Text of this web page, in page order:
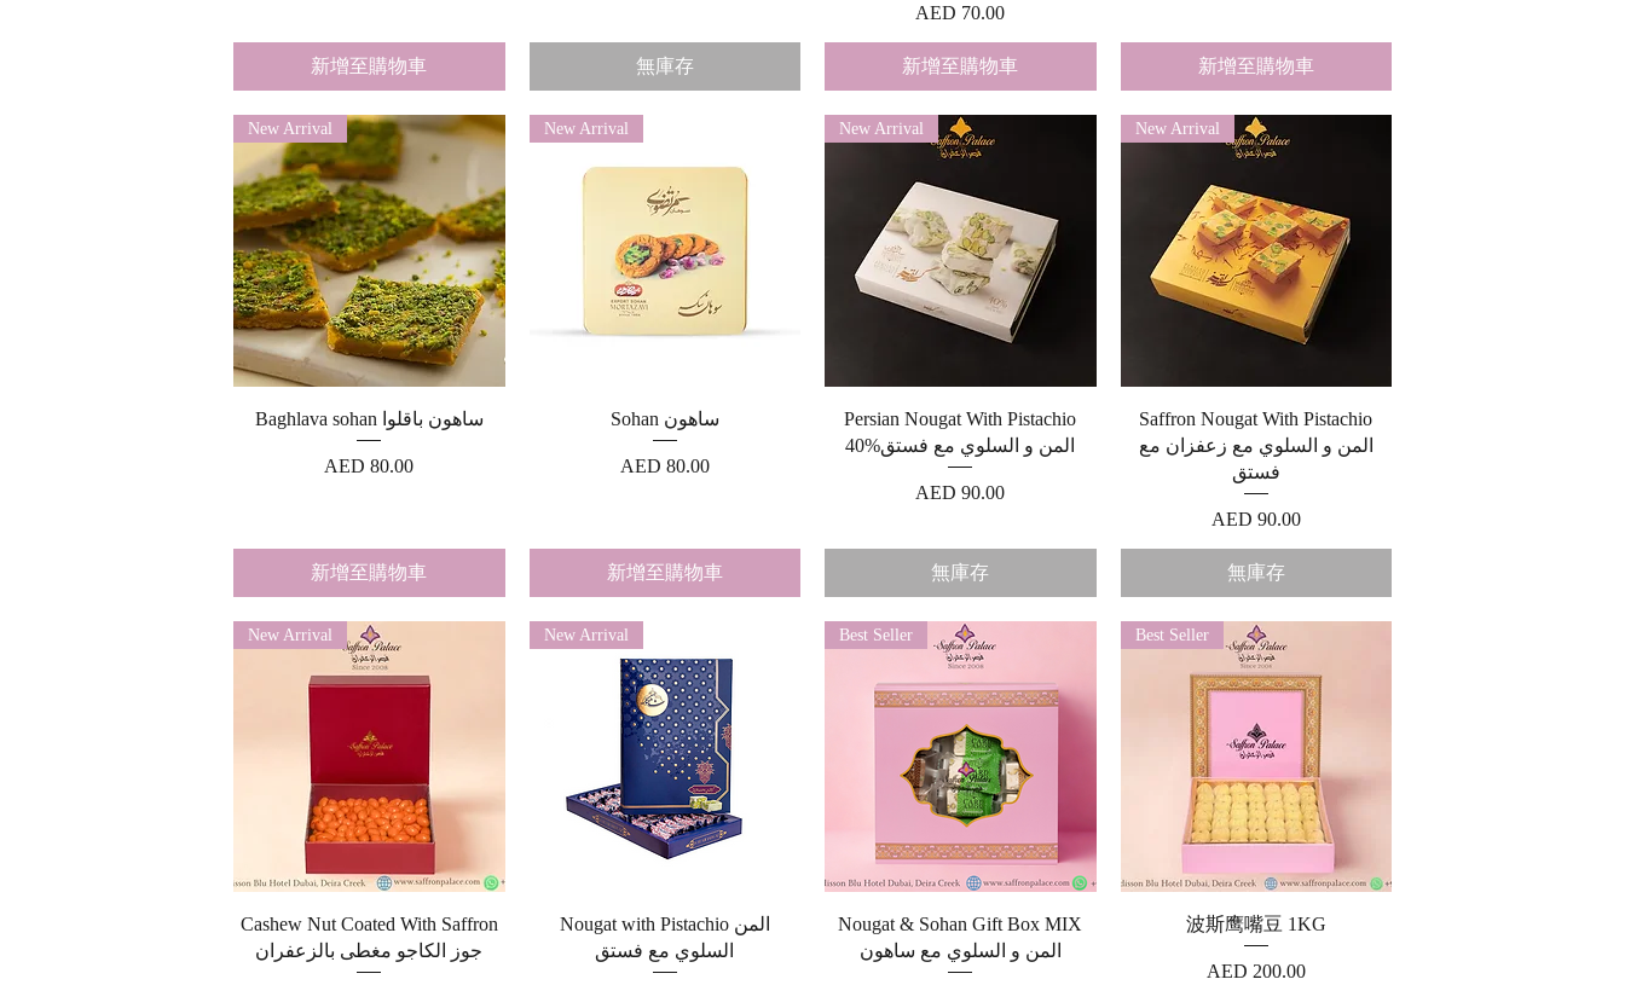
新增至購物車 無庫存
價格
AED 70.00
新增至購物車 新增至購物車
快速瀏覽
New Arrival
Baghlava sohan ساهون باقلوا
價格
AED 80.00
新增至購物車
快速瀏覽
New Arrival
Sohan ساهون
價格
AED 80.00
新增至購物車
快速瀏覽
New Arrival
Persian Nougat With Pistachio
40%المن و السلوي مع فستق
價格
AED 90.00
無庫存
快速瀏覽
New Arrival
Saffron Nougat With Pistachio
المن و السلوي مع زعفزان مع
فستق
價格
AED 90.00
無庫存
快速瀏覽
New Arrival
Cashew Nut Coated With Saffron
جوز الكاجو مغطى بالزعفران
快速瀏覽
New Arrival
Nougat with Pistachio المن
السلوي مع فستق
快速瀏覽
Best Seller
Nougat & Sohan Gift Box MIX
المن و السلوي مع ساهون
快速瀏覽
Best Seller
波斯鹰嘴豆 1KG
價格
AED 200.00